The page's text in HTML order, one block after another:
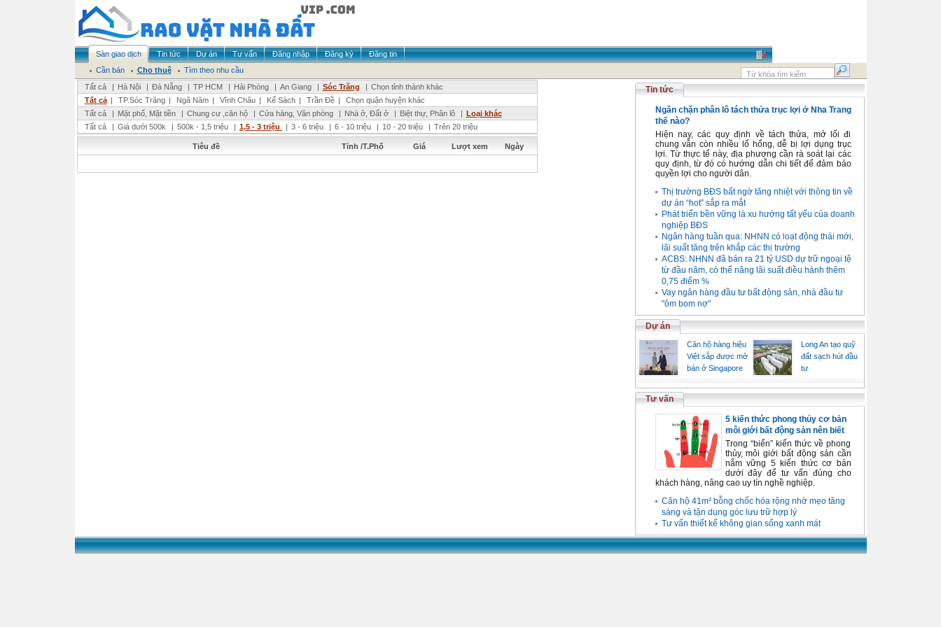
Sàn giao dịch Tin tức Dự án Tư vấn Đăng nhập Đăng ký
Đăng tin
Cần bán
Cho thuê
Tìm theo nhu cầu
Tất cả
| Hà Nội | Đà Nẵng | TP HCM | Hải Phòng | An Giang | Sóc Trăng | Chọn tỉnh thành khác
Tất cả | TP.Sóc Trăng | Ngã Năm | Vĩnh Châu | Kế Sách | Trần Đề |
Chọn quận huyện khác
Tất cả
| Mặt phố, Mặt tiền | Chung cư ,căn hộ | Cửa hàng, Văn phòng | Nhà ở, Đất ở | Biệt thự, Phân lô | Loại khác
Tất cả
| Giá dưới 500k | 500k - 1,5 triệu | 1,5 - 3 triệu | 3 - 6 triệu | 6 - 10 triệu | 10 - 20 triệu | Trên 20 triệu
Tiêu đề Tỉnh /T.Phố Giá Lượt xem Ngày
Tin tức
Ngăn chặn phân lô tách thửa trục lợi ở Nha Trang
thế nào?
Hiện nay, các quy định về tách thửa, mở lối đi
chung vẫn còn nhiều lổ hổng, dễ bị lợi dụng trục
lợi. Từ thực tế này, địa phương cần rà soát lại các
quy định, từ đó có hướng dẫn chi tiết để đảm bảo
quyền lợi cho người dân.
Thị trường BĐS bất ngờ tăng nhiệt với thông tin về
dự án “hot” sắp ra mắt
Phát triển bền vững là xu hướng tất yếu của doanh
nghiệp BĐS
Ngân hàng tuần qua: NHNN có loạt động thái mới,
lãi suất tăng trên khắp các thị trường
ACBS: NHNN đã bán ra 21 tỷ USD dự trữ ngoại tệ
từ đầu năm, có thể nâng lãi suất điều hành thêm
0,75 điểm %
Vay ngân hàng đầu tư bất động sản, nhà đầu tư
"ôm bom nợ"
Dự án
Căn hộ hàng hiệu
Việt sắp được mở
bán ở Singapore
Long An tạo quỹ
đất sạch hút đầu
tư
Tư vấn
5 kiến thức phong thủy cơ bản
môi giới bất động sản nên biết
Trong “biển” kiến thức về phong
thủy, môi giới bất động sản cần
nắm vững 5 kiến thức cơ bản
dưới đây để tư vấn đúng cho
khách hàng, nâng cao uy tín nghề nghiệp.
Căn hộ 41m² bỗng chốc hóa rộng nhờ mẹo tăng
sáng và tận dụng góc lưu trữ hợp lý
Tư vấn thiết kế không gian sống xanh mát